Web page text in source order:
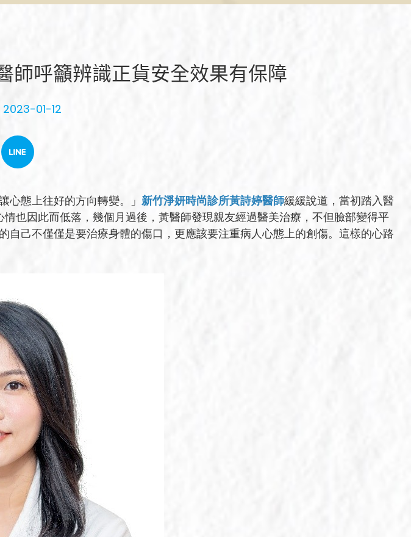
師呼籲辨識正貨安全效果有保障
2023-01-12
心態上往好的方向轉變。」 新竹淨妍時尚診所黃詩婷醫師緩緩說道，當初踏入醫
也因此而低落，幾個月過後，黃醫師發現親友經過醫美治療，不但臉部變得平
己不僅僅是要治療身體的傷口，更應該要注重病人心態上的創傷。這樣的心路